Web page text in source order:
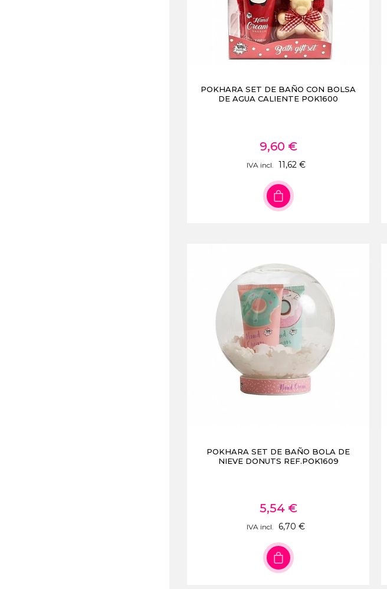
POKHARA SET DE BAÑO CON BOLSA
DE AGUA CALIENTE POK1600
9,60 €
IVA incl. 11,62 €
POKHARA SET DE BAÑO BOLA DE
NIEVE DONUTS REF.POK1609
5,54 €
IVA incl. 6,70 €